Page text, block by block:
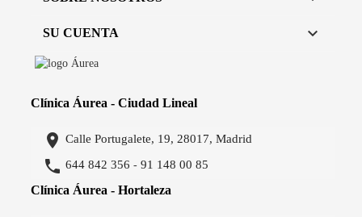
SU CUENTA 
Clínica Áurea - Ciudad Lineal
 Calle Portugalete, 19, 28017, Madrid
 644 842 356 -91 148 00 85
Clínica Áurea - Hortaleza